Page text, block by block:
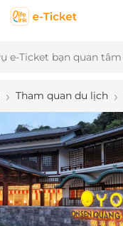
Tham quan du lịch